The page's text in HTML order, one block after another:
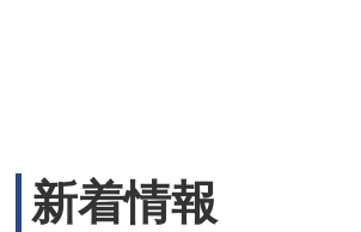
新着情報